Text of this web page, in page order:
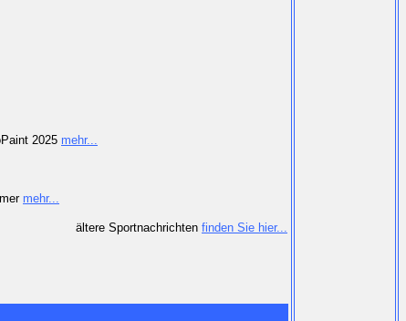
2025 mehr...
mehr...
ältere Sportnachrichten finden Sie hier...